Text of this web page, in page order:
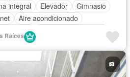
integral Elevador
Gimnasio
Aire acondicionado
natural
Raíces